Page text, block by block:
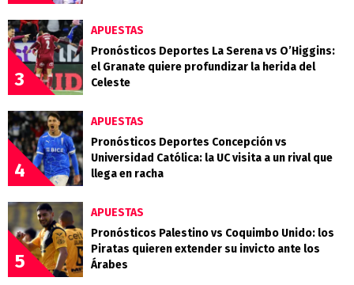
3
APUESTAS
Pronósticos Deportes La Serena vs O’Higgins:
el Granate quiere profundizar la herida del
Celeste
4
APUESTAS
Pronósticos Deportes Concepción vs
Universidad Católica: la UC visita a un rival que
llega en racha
5
APUESTAS
Pronósticos Palestino vs Coquimbo Unido: los
Piratas quieren extender su invicto ante los
Árabes